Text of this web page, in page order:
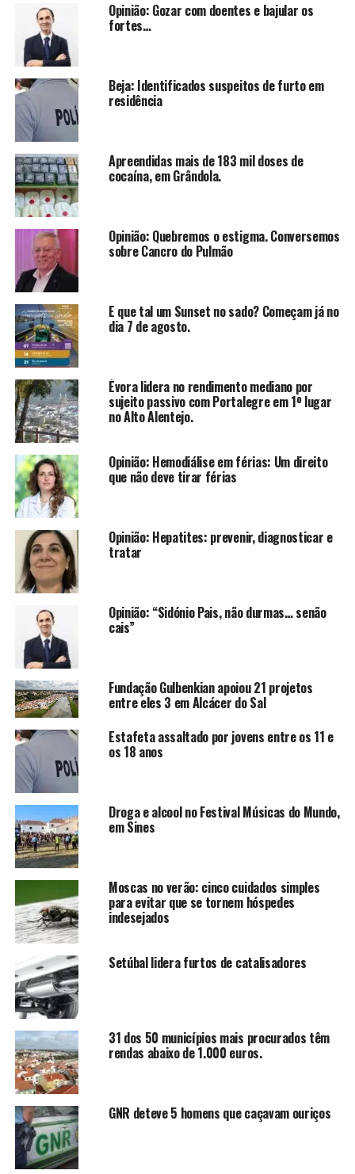
Opinião: Gozar com doentes e bajular os
fortes…
Beja: Identificados suspeitos de furto em
residência
Apreendidas mais de 183 mil doses de
cocaína, em Grândola.
Opinião: Quebremos o estigma. Conversemos
sobre Cancro do Pulmão
E que tal um Sunset no sado? Começam já no
dia 7 de agosto.
Évora lidera no rendimento mediano por
sujeito passivo com Portalegre em 1º lugar
no Alto Alentejo.
Opinião: Hemodiálise em férias: Um direito
que não deve tirar férias
Opinião: Hepatites: prevenir, diagnosticar e
tratar
Opinião: “Sidónio Pais, não durmas… senão
cais”
Fundação Gulbenkian apoiou 21 projetos
entre eles 3 em Alcácer do Sal
Estafeta assaltado por jovens entre os 11 e
os 18 anos
Droga e alcool no Festival Músicas do Mundo,
em Sines
Moscas no verão: cinco cuidados simples
para evitar que se tornem hóspedes
indesejados
Setúbal lidera furtos de catalisadores
31 dos 50 municípios mais procurados têm
rendas abaixo de 1.000 euros.
GNR deteve 5 homens que caçavam ouriços